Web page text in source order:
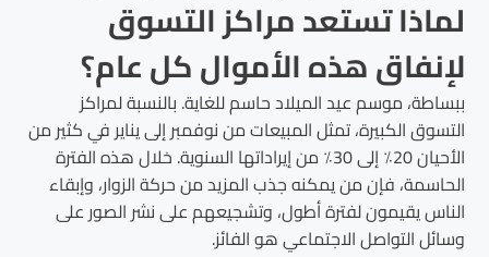
لماذا تستعد مراكز التسوق
لإنفاق هذه الأموال كل عام؟
ببساطة، موسم عيد الميلاد حاسم للغاية. بالنسبة لمراكز
التسوق الكبيرة، تمثل المبيعات من نوفمبر إلى يناير في كثير من
الأحيان 20٪ إلى 30٪ من إيراداتها السنوية. خلال هذه الفترة
الحاسمة، فإن من يمكنه جذب المزيد من حركة الزوار، وإبقاء
الناس يقيمون لفترة أطول، وتشجيعهم على نشر الصور على
وسائل التواصل الاجتماعي هو الفائز.